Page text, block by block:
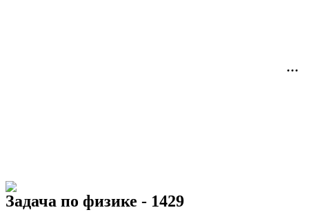
Задача по физике - 1429